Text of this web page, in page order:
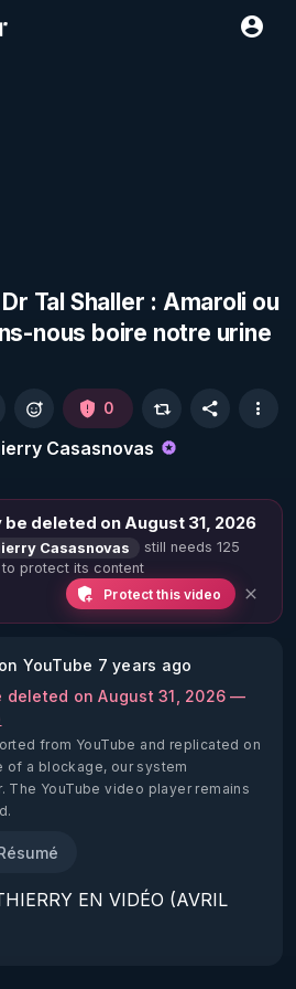
Tal Shaller : Amaroli ou
nous boire notre urine
Casasnovas
0
be deleted on August 31, 2026
Casasnovas
still needs 125
to protect its content
Protect this video
YouTube 7 years ago
deleted on August 31, 2026 —
from YouTube and replicated on
of a blockage, our system
The YouTube video player remains
EN VIDÉO (AVRIL